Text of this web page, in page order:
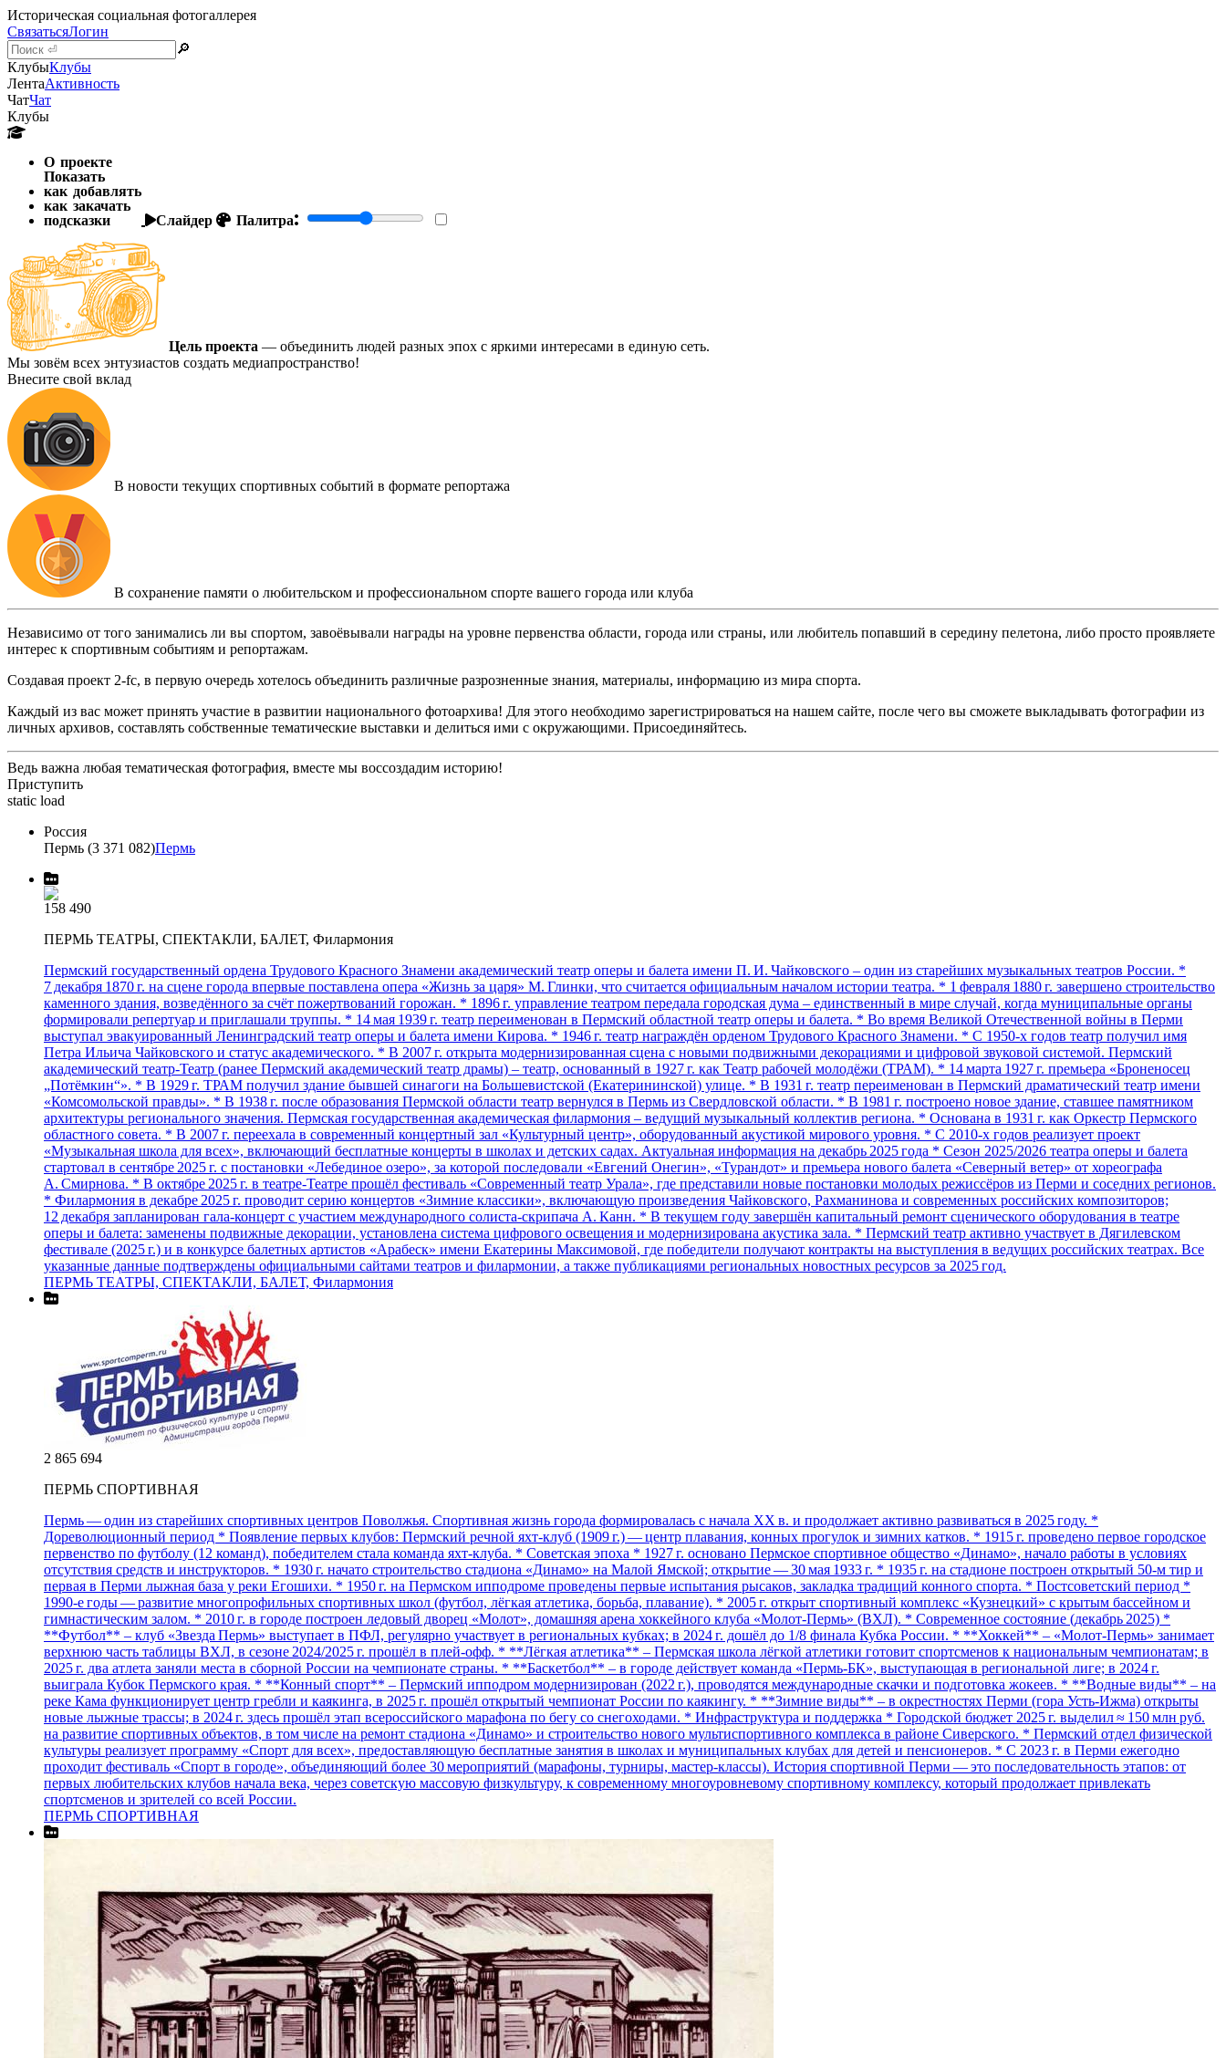
Историческая социальная фотогаллерея
СвязатьсяЛогин
🔎
КлубыКлубы
ЛентаАктивность
ЧатЧат
Клубы
О проекте
Показать
как добавлять
как закачать
подсказки
Слайдер Палитра:
Цель проекта — объединить людей разных эпох с яркими интересами в единую сеть.
Мы зовём всех энтузиастов создать медиапространство!
Внесите свой вклад
В новости текущих спортивных событий в формате репортажа
В сохранение памяти о любительском и профессиональном спорте вашего города или клуба
Независимо от того занимались ли вы спортом, завоёвывали награды на уровне первенства области, города или страны, или любитель попавший в середину пелетона, либо просто проявляете
интерес к спортивным событиям и репортажам.
Создавая проект 2-fc, в первую очередь хотелось объединить различные разрозненные знания, материалы, информацию из мира спорта.
Каждый из вас может принять участие в развитии национального фотоархива! Для этого необходимо зарегистрироваться на нашем сайте, после чего вы сможете выкладывать фотографии из
личных архивов, составлять собственные тематические выставки и делиться ими с окружающими. Присоединяйтесь.
Ведь важна любая тематическая фотография, вместе мы воссоздадим историю!
Приступить
static load
Россия
Пермь (3 371 082)Пермь
158 490
ПЕРМЬ ТЕАТРЫ, СПЕКТАКЛИ, БАЛЕТ, Филармония
Пермский государственный ордена Трудового Красного Знамени академический театр оперы и балета имени П. И. Чайковского – один из старейших музыкальных театров России. *
7 декабря 1870 г. на сцене города впервые поставлена опера «Жизнь за царя» М. Глинки, что считается официальным началом истории театра. * 1 февраля 1880 г. завершено строительство
каменного здания, возведённого за счёт пожертвований горожан. * 1896 г. управление театром передала городская дума – единственный в мире случай, когда муниципальные органы
формировали репертуар и приглашали труппы. * 14 мая 1939 г. театр переименован в Пермский областной театр оперы и балета. * Во время Великой Отечественной войны в Перми
выступал эвакуированный Ленинградский театр оперы и балета имени Кирова. * 1946 г. театр награждён орденом Трудового Красного Знамени. * С 1950‑х годов театр получил имя
Петра Ильича Чайковского и статус академического. * В 2007 г. открыта модернизированная сцена с новыми подвижными декорациями и цифровой звуковой системой. Пермский
академический театр‑Театр (ранее Пермский академический театр драмы) – театр, основанный в 1927 г. как Театр рабочей молодёжи (ТРАМ). * 14 марта 1927 г. премьера «Броненосец
„Потёмкин“». * В 1929 г. ТРАМ получил здание бывшей синагоги на Большевистской (Екатерининской) улице. * В 1931 г. театр переименован в Пермский драматический театр имени
«Комсомольской правды». * В 1938 г. после образования Пермской области театр вернулся в Пермь из Свердловской области. * В 1981 г. построено новое здание, ставшее памятником
архитектуры регионального значения. Пермская государственная академическая филармония – ведущий музыкальный коллектив региона. * Основана в 1931 г. как Оркестр Пермского
областного совета. * В 2007 г. переехала в современный концертный зал «Культурный центр», оборудованный акустикой мирового уровня. * С 2010‑х годов реализует проект
«Музыкальная школа для всех», включающий бесплатные концерты в школах и детских садах. Актуальная информация на декабрь 2025 года * Сезон 2025/2026 театра оперы и балета
стартовал в сентябре 2025 г. с постановки «Лебединое озеро», за которой последовали «Евгений Онегин», «Турандот» и премьера нового балета «Северный ветер» от хореографа
А. Смирнова. * В октябре 2025 г. в театре‑Театре прошёл фестиваль «Современный театр Урала», где представили новые постановки молодых режиссёров из Перми и соседних регионов.
* Филармония в декабре 2025 г. проводит серию концертов «Зимние классики», включающую произведения Чайковского, Рахманинова и современных российских композиторов;
12 декабря запланирован гала‑концерт с участием международного солиста‑скрипача А. Канн. * В текущем году завершён капитальный ремонт сценического оборудования в театре
оперы и балета: заменены подвижные декорации, установлена система цифрового освещения и модернизирована акустика зала. * Пермский театр активно участвует в Дягилевском
фестивале (2025 г.) и в конкурсе балетных артистов «Арабеск» имени Екатерины Максимовой, где победители получают контракты на выступления в ведущих российских театрах. Все
указанные данные подтверждены официальными сайтами театров и филармонии, а также публикациями региональных новостных ресурсов за 2025 год.
ПЕРМЬ ТЕАТРЫ, СПЕКТАКЛИ, БАЛЕТ, Филармония
2 865 694
ПЕРМЬ СПОРТИВНАЯ
Пермь — один из старейших спортивных центров Поволжья. Спортивная жизнь города формировалась с начала XX в. и продолжает активно развиваться в 2025 году. *
Дореволюционный период * Появление первых клубов: Пермский речной яхт‑клуб (1909 г.) — центр плавания, конных прогулок и зимних катков. * 1915 г. проведено первое городское
первенство по футболу (12 команд), победителем стала команда яхт‑клуба. * Советская эпоха * 1927 г. основано Пермское спортивное общество «Динамо», начало работы в условиях
отсутствия средств и инструкторов. * 1930 г. начато строительство стадиона «Динамо» на Малой Ямской; открытие — 30 мая 1933 г. * 1935 г. на стадионе построен открытый 50‑м тир и
первая в Перми лыжная база у реки Егошихи. * 1950 г. на Пермском ипподроме проведены первые испытания рысаков, закладка традиций конного спорта. * Постсоветский период *
1990‑е годы — развитие многопрофильных спортивных школ (футбол, лёгкая атлетика, борьба, плавание). * 2005 г. открыт спортивный комплекс «Кузнецкий» с крытым бассейном и
гимнастическим залом. * 2010 г. в городе построен ледовый дворец «Молот», домашняя арена хоккейного клуба «Молот‑Пермь» (ВХЛ). * Современное состояние (декабрь 2025) *
**Футбол** – клуб «Звезда Пермь» выступает в ПФЛ, регулярно участвует в региональных кубках; в 2024 г. дошёл до 1/8 финала Кубка России. * **Хоккей** – «Молот‑Пермь» занимает
верхнюю часть таблицы ВХЛ, в сезоне 2024/2025 г. прошёл в плей‑офф. * **Лёгкая атлетика** – Пермская школа лёгкой атлетики готовит спортсменов к национальным чемпионатам; в
2025 г. два атлета заняли места в сборной России на чемпионате страны. * **Баскетбол** – в городе действует команда «Пермь‑БК», выступающая в региональной лиге; в 2024 г.
выиграла Кубок Пермского края. * **Конный спорт** – Пермский ипподром модернизирован (2022 г.), проводятся международные скачки и подготовка жокеев. * **Водные виды** – на
реке Кама функционирует центр гребли и каякинга, в 2025 г. прошёл открытый чемпионат России по каякингу. * **Зимние виды** – в окрестностях Перми (гора Усть-Ижма) открыты
новые лыжные трассы; в 2024 г. здесь прошёл этап всероссийского марафона по бегу со снегоходами. * Инфраструктура и поддержка * Городской бюджет 2025 г. выделил ≈ 150 млн руб.
на развитие спортивных объектов, в том числе на ремонт стадиона «Динамо» и строительство нового мультиспортивного комплекса в районе Сиверского. * Пермский отдел физической
культуры реализует программу «Спорт для всех», предоставляющую бесплатные занятия в школах и муниципальных клубах для детей и пенсионеров. * С 2023 г. в Перми ежегодно
проходит фестиваль «Спорт в городе», объединяющий более 30 мероприятий (марафоны, турниры, мастер‑классы). История спортивной Перми — это последовательность этапов: от
первых любительских клубов начала века, через советскую массовую физкультуру, к современному многоуровневому спортивному комплексу, который продолжает привлекать
спортсменов и зрителей со всей России.
ПЕРМЬ СПОРТИВНАЯ